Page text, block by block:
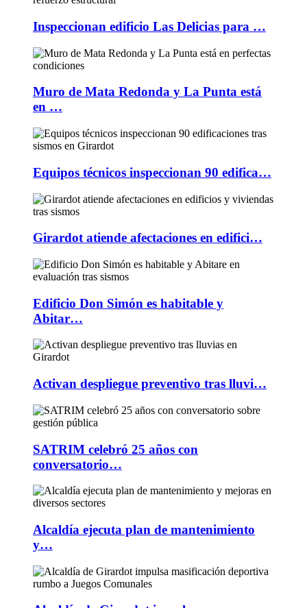
Inspeccionan edificio Las Delicias para …
Muro de Mata Redonda y La Punta está
en …
Equipos técnicos inspeccionan 90 edifica…
Girardot atiende afectaciones en edifici…
Edificio Don Simón es habitable y
Abitar…
Activan despliegue preventivo tras lluvi…
SATRIM celebró 25 años con
conversatorio…
Alcaldía ejecuta plan de mantenimiento
y…